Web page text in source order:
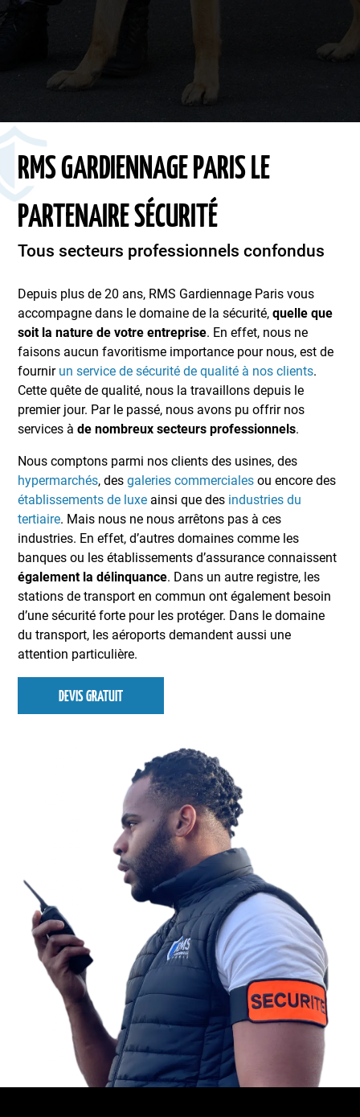
RMS GARDIENNAGE PARIS LE
PARTENAIRE SÉCURITÉ
Tous secteurs professionnels confondus
Depuis plus de 20 ans, RMS Gardiennage Paris vous
accompagne dans le domaine de la sécurité,quelle que
soit la nature de votre entreprise. En effet, nous ne
faisons aucun favoritisme importance pour nous, est de
fournir un service de sécurité de qualité à nos clients.
Cette quête de qualité, nous la travaillons depuis le
premier jour. Par le passé, nous avons pu offrir nos
services àde nombreux secteurs professionnels.
Nous comptons parmi nos clients des usines, des
hypermarchés, desgaleries commerciales ou encore des
établissements de luxe ainsi que des industries du
tertiaire. Mais nous ne nous arrêtons pas à ces
industries. En effet, d’autres domaines comme les
banques ou les établissements d’assurance connaissent
également la délinquance. Dans un autre registre, les
stations de transport en commun ont également besoin
d’une sécurité forte pour les protéger. Dans le domaine
du transport, les aéroports demandent aussi une
attention particulière.
DEVIS GRATUIT